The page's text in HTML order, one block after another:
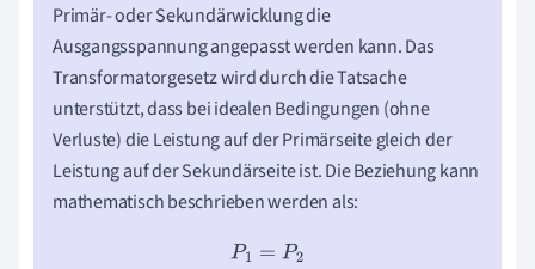
Primär- oder Sekundärwicklung die
Ausgangsspannung angepasst werden kann. Das
Transformatorgesetz wird durch die Tatsache
unterstützt, dass bei idealen Bedingungen (ohne
Verluste) die Leistung auf der Primärseite gleich der
Leistung auf der Sekundärseite ist. Die Beziehung kann
mathematisch beschrieben werden als:
P 1=P2